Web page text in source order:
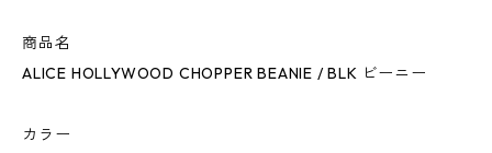
商品名
ALICE HOLLYWOOD CHOPPER BEANIE / BLK ビーニー
カラー